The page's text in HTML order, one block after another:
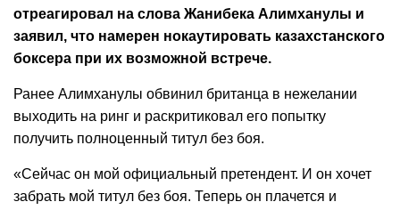
отреагировал на слова Жанибека Алимханулы и
заявил, что намерен нокаутировать казахстанского
боксера при их возможной встрече.
Ранее Алимханулы обвинил британца в нежелании
выходить на ринг и раскритиковал его попытку
получить полноценный титул без боя.
«Сейчас он мой официальный претендент. И он хочет
забрать мой титул без боя. Теперь он плачется и